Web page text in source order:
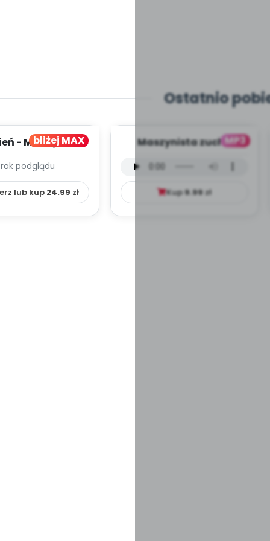
Ostatnio
bliżej MAX
- MIESIĘCZNY
–
podglądu
lub kup 24.99 zł
MP3
Maszynista zuch -
Kup9.99zł